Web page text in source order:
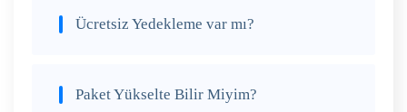
Ücretsiz Yedekleme var mı?
Paket Yükselte Bilir Miyim?